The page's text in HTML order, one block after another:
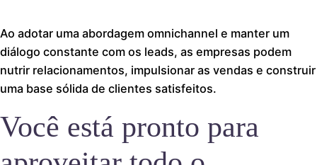
Ao adotar uma abordagem omnichannel e manter um
diálogo constante com os leads, as empresas podem
nutrir relacionamentos, impulsionar as vendas e construir
uma base sólida de clientes satisfeitos.
Você está pronto para